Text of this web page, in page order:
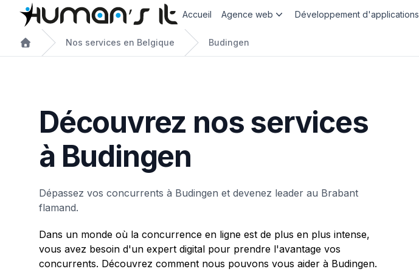
Accueil Agence web Développement d'applications
Nos services en Belgique Budingen
Découvrez nos services
à Budingen
Dépassez vos concurrents à Budingen et devenez leader au Brabant
flamand.
Dans un monde où la concurrence en ligne est de plus en plus intense,
vous avez besoin d'un expert digital pour prendre l'avantage vos
concurrents. Découvrez comment nous pouvons vous aider à Budingen.